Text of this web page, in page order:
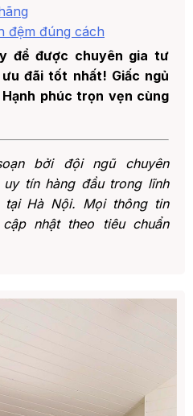
đệm đúng cách
để được chuyên gia tư
đãi tốt nhất! Giấc ngủ
phúc trọn vẹn cùng
bởi đội ngũ chuyên
tín hàng đầu trong lĩnh
Hà Nội. Mọi thông tin
nhật theo tiêu chuẩn